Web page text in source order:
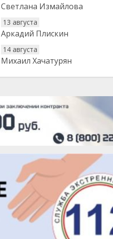
Светлана Измайлова
13 августа
Аркадий Плискин
14 августа
Михаил Хачатурян
20 августа
22 августа
Евгений Ефимов
25 августа
Сэсэгма Бубеева
28 августа
Чингиз Мустафаев
29 августа
Надежда Рослова
1 сентября
Гали Хасанов